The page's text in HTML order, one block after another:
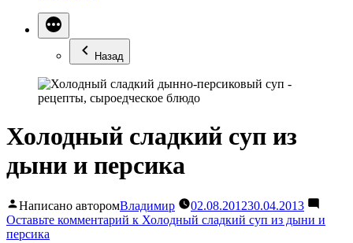
Назад
Холодный сладкий суп из
дыни и персика
Написано авторомВладимир 02.08.201230.04.2013
Оставьте комментарий к Холодный сладкий суп из дыни и
персика